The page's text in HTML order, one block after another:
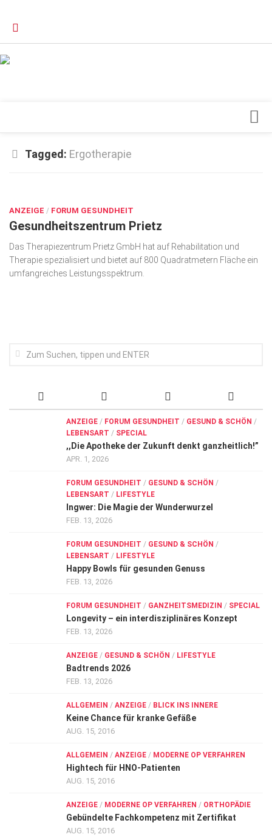
Orthopädie
Schönheit & Wohlbefinden
Special
Wirtschaft, Recht, Finanzen
Innovationen
Kampf gegen Krebs
Tagged: Ergotherapie
ANZEIGE / FORUM GESUNDHEIT
Gesundheitszentrum Prietz
Das Therapiezentrum Prietz GmbH hat auf Rehabilitation und
Therapie spezialisiert und bietet auf 800 Quadrat­metern Fläche ein
umfangreiches Leistungs­spek­trum.
ANZEIGE / FORUM GESUNDHEIT / GESUND & SCHÖN /
LEBENSART / SPECIAL
,,Die Apotheke der Zukunft denkt ganzheitlich!”
APR. 1, 2026
FORUM GESUNDHEIT / GESUND & SCHÖN /
LEBENSART / LIFESTYLE
Ingwer: Die Magie der Wunderwurzel
FEB. 13, 2026
FORUM GESUNDHEIT / GESUND & SCHÖN /
LEBENSART / LIFESTYLE
Happy Bowls für gesunden Genuss
FEB. 13, 2026
FORUM GESUNDHEIT / GANZHEITSMEDIZIN / SPECIAL
Longevity – ein interdisziplinäres Konzept
FEB. 13, 2026
ANZEIGE / GESUND & SCHÖN / LIFESTYLE
Badtrends 2026
FEB. 13, 2026
ALLGEMEIN / ANZEIGE / BLICK INS INNERE
Keine Chance für kranke Gefäße
AUG. 15, 2016
ALLGEMEIN / ANZEIGE / MODERNE OP VERFAHREN
Hightech für HNO-Patienten
AUG. 15, 2016
ANZEIGE / MODERNE OP VERFAHREN / ORTHOPÄDIE
Gebündelte Fachkompetenz mit Zertifikat
AUG. 15, 2016